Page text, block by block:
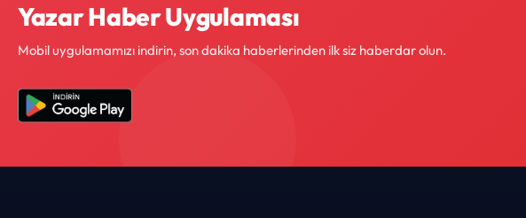
Yazar Haber Uygulaması
Mobil uygulamamızı indirin, son dakika haberlerinden ilk siz haberdar olun.